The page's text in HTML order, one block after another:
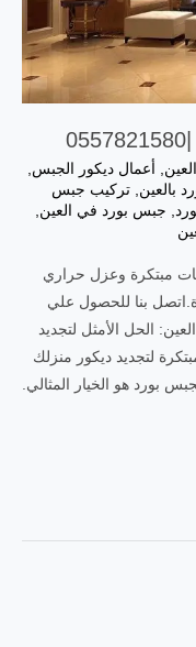
, أعمال ديكور الجبس,
بالعين, تركيب جبس
, جبس بورد في العين,
مبتكرة وعزل حراري
بنا للحصول علي
الحل الأمثل لتجديد
لتجديد ديكور منزلك
بورد هو الخيار المثالي.